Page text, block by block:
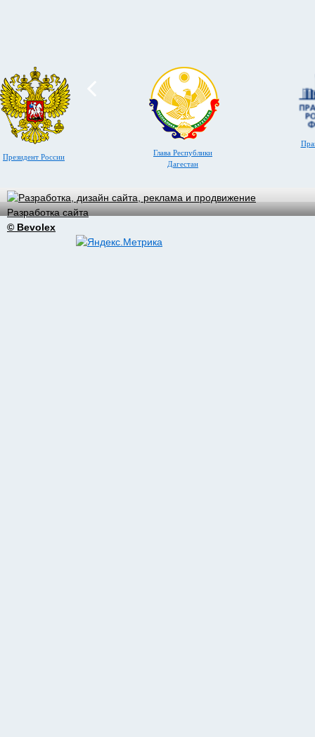
Президент России
Глава Республики
Дагестан
Разработка сайта
© Bevolex